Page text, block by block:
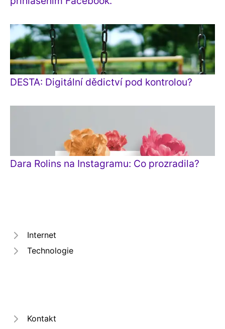
DESTA: Digitální dědictví pod kontrolou?
Dara Rolins na Instagramu: Co prozradila?
Internet
Technologie
Kontakt